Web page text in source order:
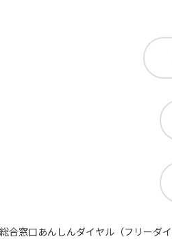
合窓口あんしんダイヤル（フリーダ